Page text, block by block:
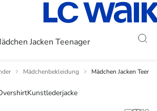
Jacken Teenager
Mädchenbekleidung Mädchen Jacken
Kunstlederjacke